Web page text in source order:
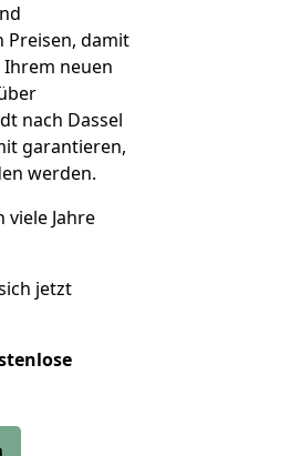
Preisen, damit
neuen
nach Dassel
garantieren,
werden.
Jahre
jetzt